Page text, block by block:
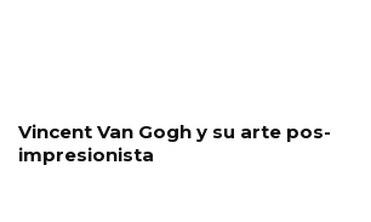
Vincent Van Gogh y su arte pos-
impresionista